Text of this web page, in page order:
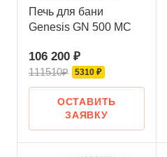
Печь для бани
Genesis GN 500 МС
106 200 ₽
111510₽ 5310 ₽
ОСТАВИТЬ
ЗАЯВКУ